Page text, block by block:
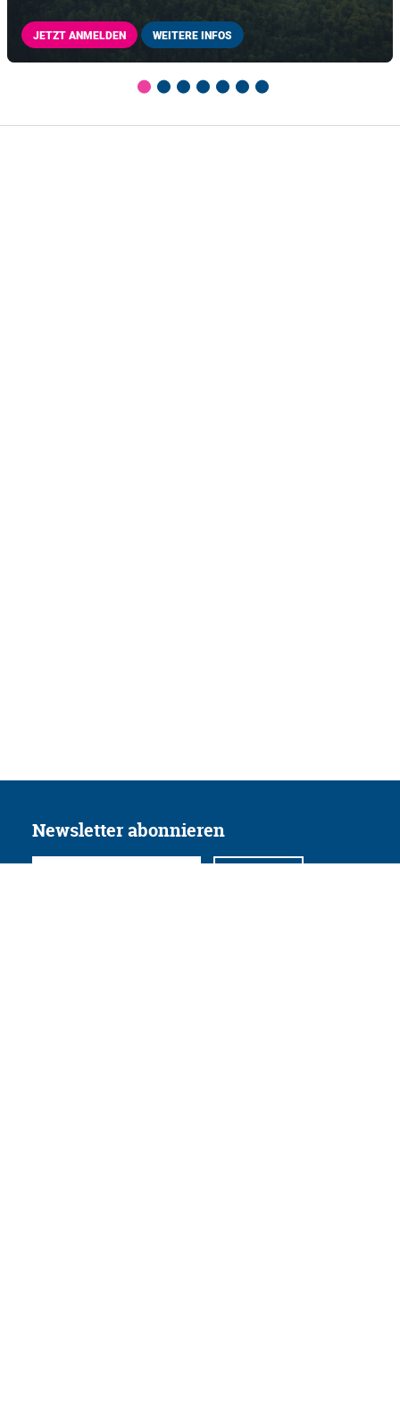
JETZT ANMELDEN WEITERE INFOS
Newsletter abonnieren